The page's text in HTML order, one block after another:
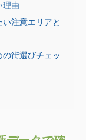
理由
注意エリアと
の街選びチェッ